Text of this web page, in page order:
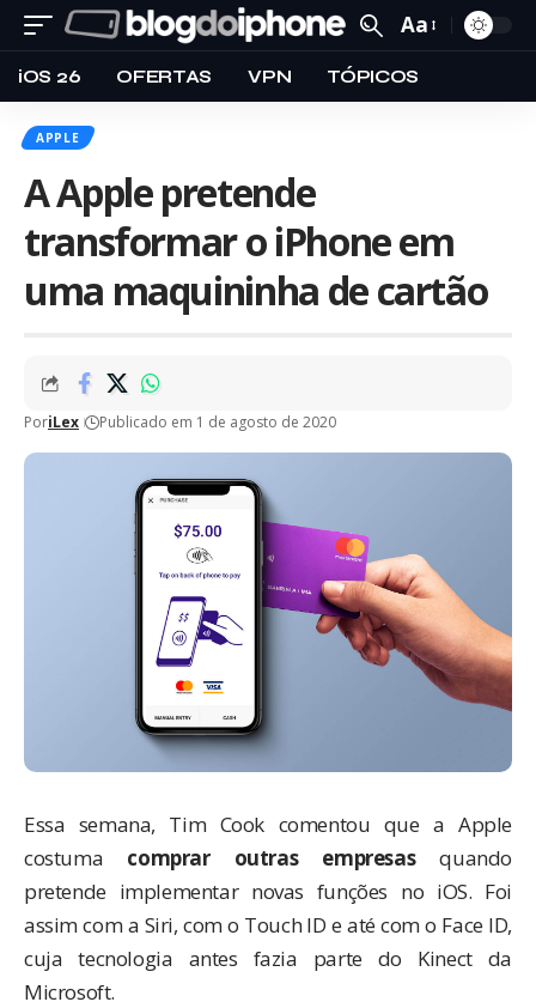
Aa
iOS 26 OFERTAS VPN TÓPICOS
APPLE
A Apple pretende
transformar o iPhone em
uma maquininha de cartão
PoriLex Publicado em 1 de agosto de 2020
Essa semana, Tim Cook comentou que a Apple
costuma comprar outras empresasquando
pretende implementar novas funções no iOS. Foi
assim com a Siri, com o Touch ID e até com o Face ID,
cuja tecnologia antes fazia parte do Kinect da
Microsoft.